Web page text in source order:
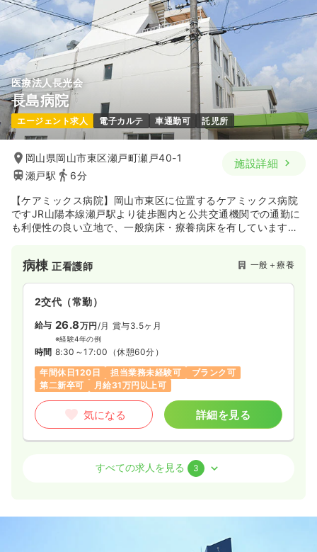
年間休日120日
第二新卒可 月給34万円以上可
気になる 詳細を見る
日勤のみ（パート）
給与 時給1,500円
時間 8:30～17:30
第二新卒可
時給1,500円以上可
気になる
給与 28.6〜34.1
時間 8:30～17:30
年間休日120日
第二新卒可
気になる
夜勤のみ（常勤） 一時募集休止
給与 35.2〜41.7
月給40万円以上可
医療法人長光会
長島病院
エージェント求人 電子カルテ 車通勤可 託児所
岡山県岡山市東区瀬戸町瀬戸40-1
瀬戸駅
6分
施設詳細
【ケアミックス病院】岡山市東区に位置するケアミックス病院
ですJR山陽本線瀬戸駅より徒歩圏内と公共交通機関での通勤に
も利便性の良い立地で、一般病床・療養病床を有しています。
病棟正看護師 一般＋療養
2交代（常勤）
給与 26.8万円 /月 賞与3.5ヶ月
※経験4年の例
時間 8:30～17:00 （休憩60分）
年間休日120日
担当業務未経験可
ブランク可
第二新卒可
月給31万円以上可
気になる 詳細を見る
正看護師
すべての求人を見る 3